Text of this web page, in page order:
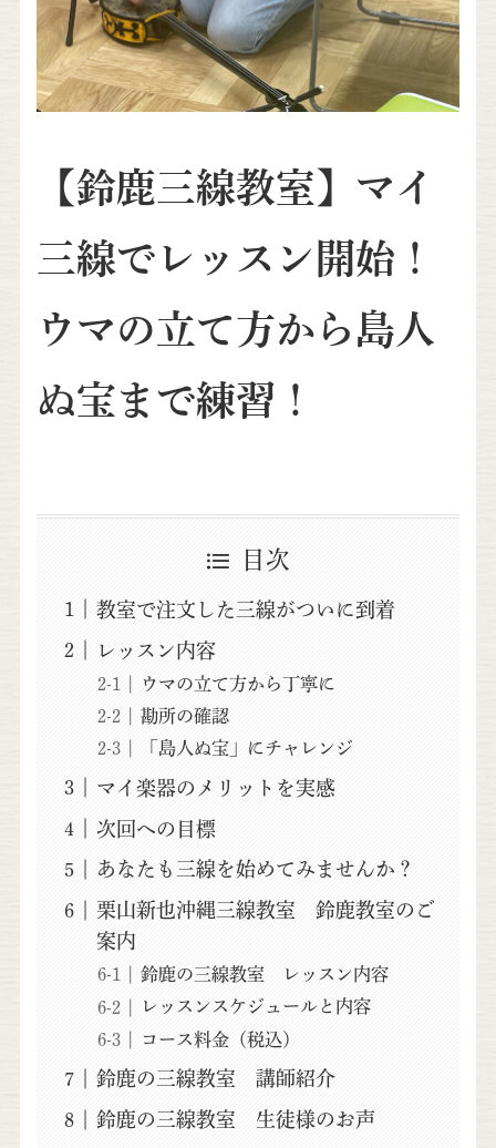
【鈴鹿三線教室】マイ
三線でレッスン開始！
ウマの立て方から島人
ぬ宝まで練習！
目次
教室で注文した三線がついに到着
レッスン内容
ウマの立て方から丁寧に
勘所の確認
「島人ぬ宝」にチャレンジ
マイ楽器のメリットを実感
次回への目標
あなたも三線を始めてみませんか？
栗山新也沖縄三線教室 鈴鹿教室のご
案内
鈴鹿の三線教室 レッスン内容
レッスンスケジュールと内容
コース料金（税込）
鈴鹿の三線教室 講師紹介
鈴鹿の三線教室 生徒様のお声